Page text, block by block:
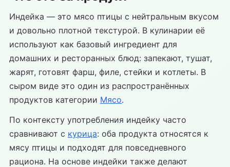
Индейка — это мясо птицы с нейтральным вкусом
и довольно плотной текстурой. В кулинарии её
используют как базовый ингредиент для
домашних и ресторанных блюд: запекают, тушат,
жарят, готовят фарш, филе, стейки и котлеты. В
сыром виде это один из распространённых
продуктов категории Мясо.
По контексту употребления индейку часто
сравнивают с курица: оба продукта относятся к
мясу птицы и подходят для повседневного
рациона. На основе индейки также делают